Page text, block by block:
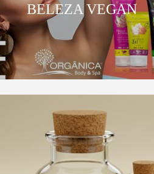
BELEZA VEGAN